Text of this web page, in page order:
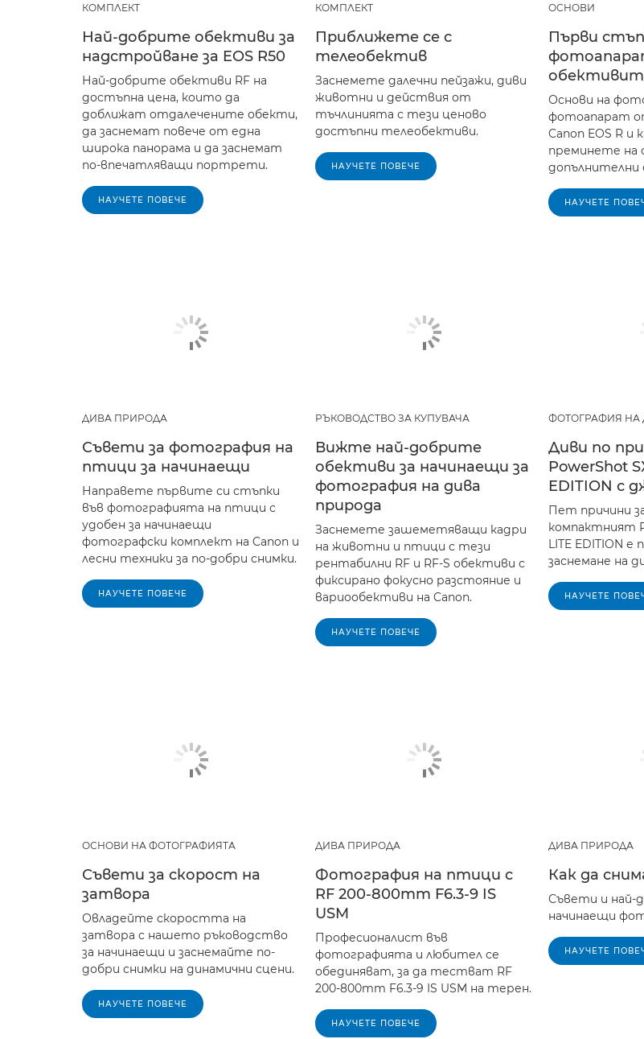
КОМПЛЕКТ
Най-добрите обективи за
надстройване за EOS R50
Най-добрите обективи RF на
достъпна цена, които да
доближат отдалечените обекти,
да заснемат повече от една
широка панорама и да заснемат
по-впечатляващи портрети.
НАУЧЕТЕ ПОВЕЧЕ
КОМПЛЕКТ
Приближете се с
телеобектив
Заснемете далечни пейзажи, диви
животни и действия от
тъчлинията с тези ценово
достъпни телеобективи.
НАУЧЕТЕ ПОВЕЧЕ
ОСНОВИ
Първи
Основи на
фотоапарат
Canon EOS R
преминете на
допълнителни
НАУЧЕТЕ
ДИВА ПРИРОДА
Съвети за фотография на
птици за начинаещи
Направете първите си стъпки
във фотографията на птици с
удобен за начинаещи
фотографски комплект на Canon и
лесни техники за по-добри снимки.
НАУЧЕТЕ ПОВЕЧЕ
РЪКОВОДСТВО ЗА КУПУВАЧА
Вижте най-добрите
обективи за начинаещи за
фотография на дива
природа
Заснемете зашеметяващи кадри
на животни и птици с тези
рентабилни RF и RF-S обективи с
фиксирано фокусно разстояние и
вариообективи на Canon.
НАУЧЕТЕ ПОВЕЧЕ
ФОТОГРАФИЯ НА
Диви по
PowerShot
EDITION с
Пет причини
компактният
LITE EDITION е
заснемане на
НАУЧЕТЕ
ОСНОВИ НА ФОТОГРАФИЯТА
Съвети за скорост на
затвора
Овладейте скоростта на
затвора с нашето ръководство
за начинаещи и заснемайте по-
добри снимки на динамични сцени.
НАУЧЕТЕ ПОВЕЧЕ
ДИВА ПРИРОДА
Фотография на птици с
RF 200-800mm F6.3-9 IS
USM
Професионалист във
фотографията и любител се
обединяват, за да тестват RF
200-800mm F6.3-9 IS USM на терен.
НАУЧЕТЕ ПОВЕЧЕ
ДИВА ПРИРОДА
Как да
Съвети и най-
начинаещи
НАУЧЕТЕ